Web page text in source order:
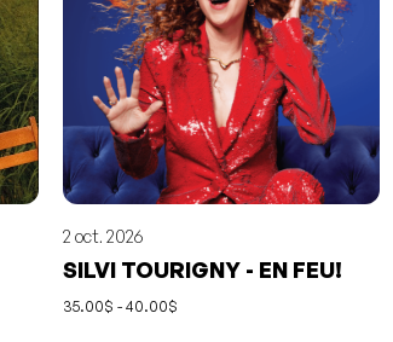
2 oct. 2026
SILVI TOURIGNY - EN FEU!
35.00$ - 40.00$